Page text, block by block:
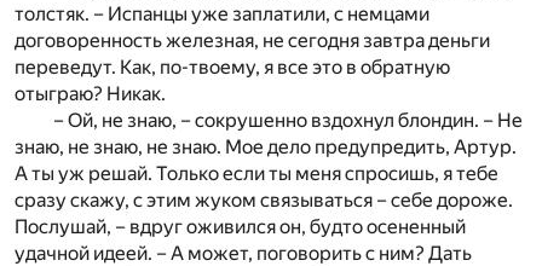
толстяк. – Испанцы уже заплатили, с немцами
договоренность железная, не сегодня завтра деньги
переведут. Как, по-твоему, я все это в обратную
отыграю? Никак.
– Ой, не знаю, – сокрушенно вздохнул блондин. – Не
знаю, не знаю, не знаю. Мое дело предупредить, Артур.
А ты уж решай. Только если ты меня спросишь, я тебе
сразу скажу, с этим жуком связываться – себе дороже.
Послушай, – вдруг оживился он, будто осененный
удачной идеей. – А может, поговорить с ним? Дать